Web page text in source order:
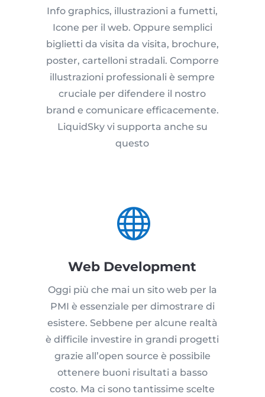
Info graphics, illustrazioni a fumetti,
Icone per il web. Oppure semplici
biglietti da visita da visita, brochure,
poster, cartelloni stradali. Comporre
illustrazioni professionali è sempre
cruciale per difendere il nostro
brand e comunicare efficacemente.
LiquidSky vi supporta anche su
questo

Web Development
Oggi più che mai un sito web per la
PMI è essenziale per dimostrare di
esistere. Sebbene per alcune realtà
è difficile investire in grandi progetti
grazie all’open source è possibile
ottenere buoni risultati a basso
costo. Ma ci sono tantissime scelte